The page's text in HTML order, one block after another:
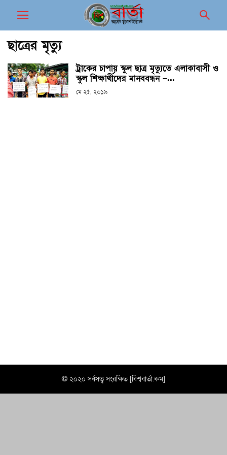
ছাত্রের মৃত্যু
ট্রাকের চাপায় স্কুল ছাত্র মৃত্যুতে এলাকাবাসী ও
স্কুল শিক্ষার্থীদের মানববন্ধন –...
মে ২৫, ২০১৯
© ২০২০ সর্বসত্ব সংরক্ষিত [বিশ্ববার্তা.কম]